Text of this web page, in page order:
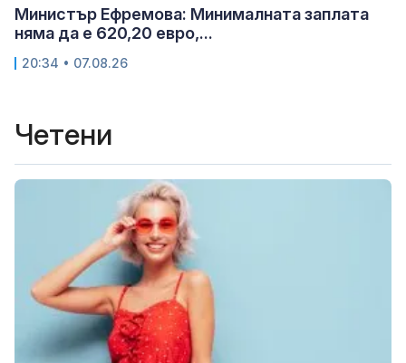
Министър Ефремова: Минималната заплата
няма да е 620,20 евро,...
20:34 • 07.08.26
Четени